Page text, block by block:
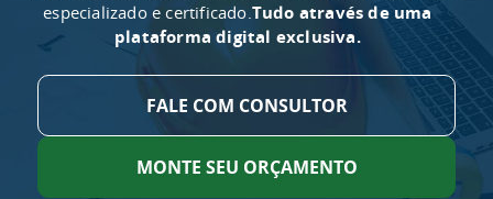
especializado e certificado.Tudo através de uma
plataforma digital exclusiva.
FALE COM CONSULTOR
MONTE SEU ORÇAMENTO